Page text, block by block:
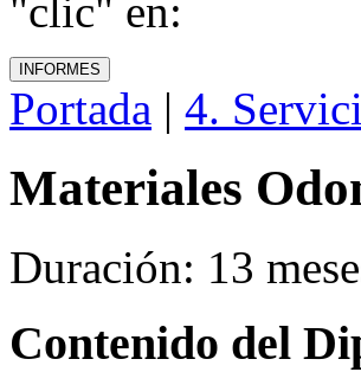
"clic" en:
Portada | 4.
Materiales
Duración: 13
Contenido del